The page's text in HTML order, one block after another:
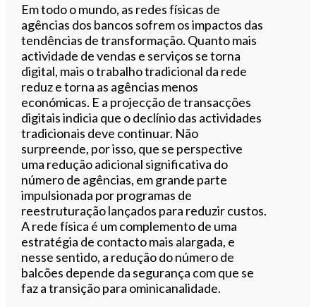
Em todo o mundo, as redes físicas de
agências dos bancos sofrem os impactos das
tendências de transformação. Quanto mais
actividade de vendas e serviços se torna
digital, mais o trabalho tradicional da rede
reduz e torna as agências menos
económicas. E a projecção de transacções
digitais indicia que o declínio das actividades
tradicionais deve continuar. Não
surpreende, por isso, que se perspective
uma redução adicional significativa do
número de agências, em grande parte
impulsionada por programas de
reestruturação lançados para reduzir custos.
A rede física é um complemento de uma
estratégia de contacto mais alargada, e
nesse sentido, a redução do número de
balcões depende da segurança com que se
faz a transição para ominicanalidade.